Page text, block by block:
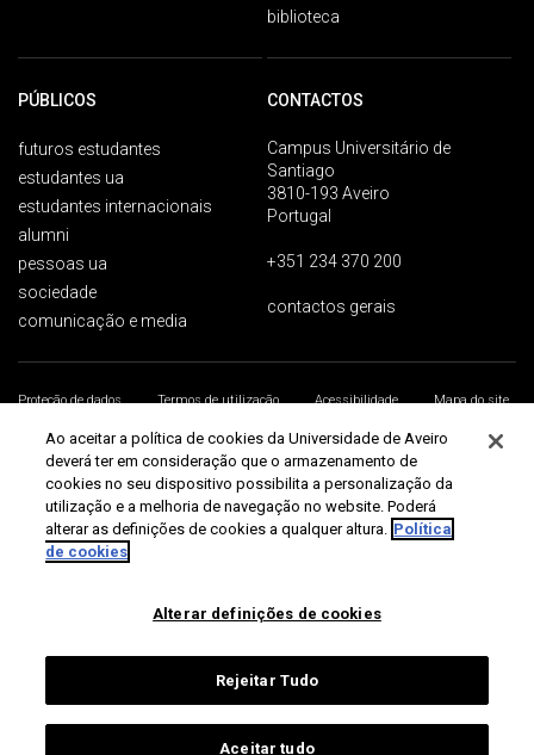
biblioteca
PÚBLICOS
futuros estudantes
estudantes ua
estudantes internacionais
alumni
pessoas ua
sociedade
comunicação e media
CONTACTOS
Campus Universitário de
Santiago
3810-193 Aveiro
Portugal
+351 234 370 200
contactos gerais
Proteção de dados Termos de utilização Acessibilidade
Mapa do site
Universidade de Aveiro 2026
Ao aceitar a política de cookies da Universidade de Aveiro
deverá ter em consideração que o armazenamento de
cookies no seu dispositivo possibilita a personalização da
utilização e a melhoria de navegação no website. Poderá
alterar as definições de cookies a qualquer altura. Política
de cookies
Alterar definições de cookies
Rejeitar Tudo
Aceitar tudo